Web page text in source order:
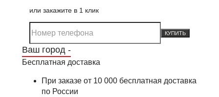
или закажите в 1 клик
КУПИТЬ
Ваш город -
Бесплатная доставка
При заказе от 10 000 бесплатная доставка
по России